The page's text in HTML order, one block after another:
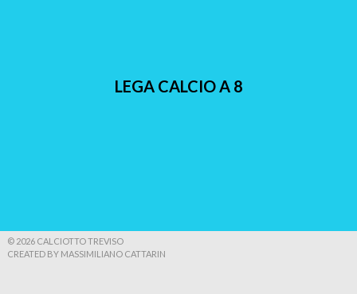
LEGA CALCIO A 8
© 2026 CALCIOTTO TREVISO
CREATED BY MASSIMILIANO CATTARIN